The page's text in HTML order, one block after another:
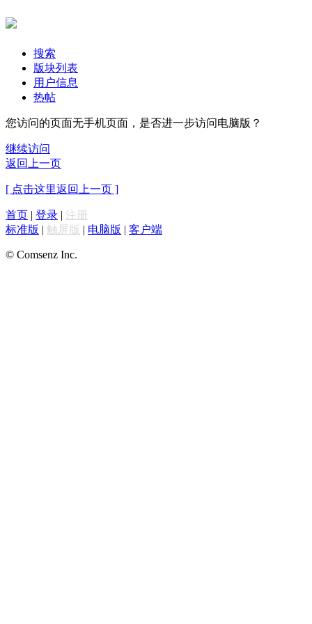
搜索
版块列表
用户信息
热帖
您访问的页面无手机页面，是否进一步访问电脑版？
继续访问
返回上一页
[ 点击这里返回上一页 ]
首页 | 登录 | 注册
标准版 | 触屏版 | 电脑版 | 客户端
© Comsenz Inc.